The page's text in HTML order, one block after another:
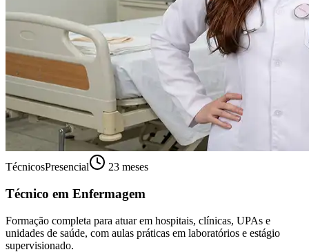
TécnicosPresencial 23 meses
Técnico em Enfermagem
Formação completa para atuar em hospitais, clínicas, UPAs e
unidades de saúde, com aulas práticas em laboratórios e estágio
supervisionado.